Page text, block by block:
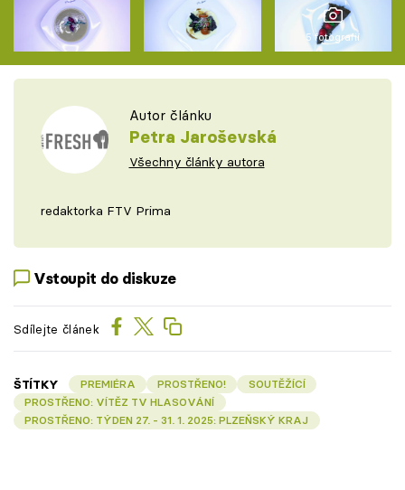
5 fotografií
Autor článku
Petra Jaroševská
Všechny články autora
redaktorka FTV Prima
Vstoupit do diskuze
Sdílejte článek
ŠTÍTKY PREMIÉRA PROSTŘENO!
SOUTĚŽÍCÍ
PROSTŘENO: VÍTĚZ TV HLASOVÁNÍ
PROSTŘENO: TÝDEN 27. - 31. 1. 2025: PLZEŇSKÝ KRAJ